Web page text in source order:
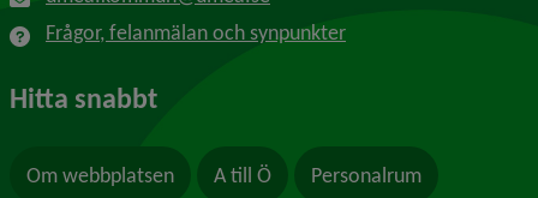
Frågor, felanmälan och synpunkter
Hitta snabbt
Om webbplatsen A till Ö Personalrum